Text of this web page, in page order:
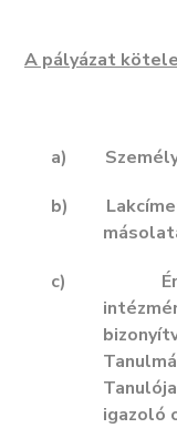
A pályázat
a)
b)
c)
igazoló